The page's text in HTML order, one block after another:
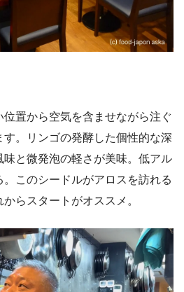
置から空気を含ませながら注ぐ
。リンゴの発酵した個性的な深
と微発泡の軽さが美味。低アル
このシードルがアロスを訪れる
らスタートがオススメ。